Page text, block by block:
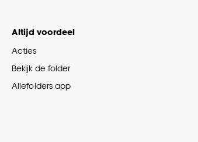
Altijd voordeel
Acties
Bekijk de folder
Allefolders app